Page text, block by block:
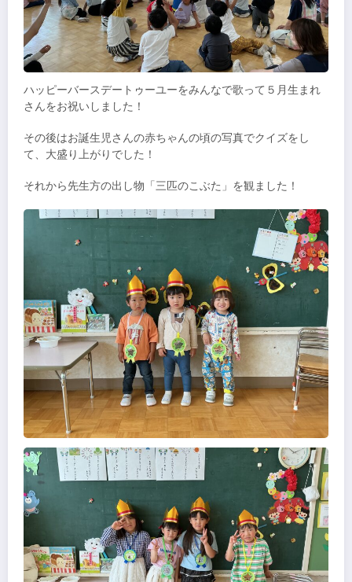
ハッピーバースデートゥーユーをみんなで歌って５月生まれ
さんをお祝いしました！
その後はお誕生児さんの赤ちゃんの頃の写真でクイズをし
て、大盛り上がりでした！
それから先生方の出し物「三匹のこぶた」を観ました！